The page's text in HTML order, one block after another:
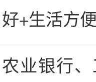
好+生活方
农业银行